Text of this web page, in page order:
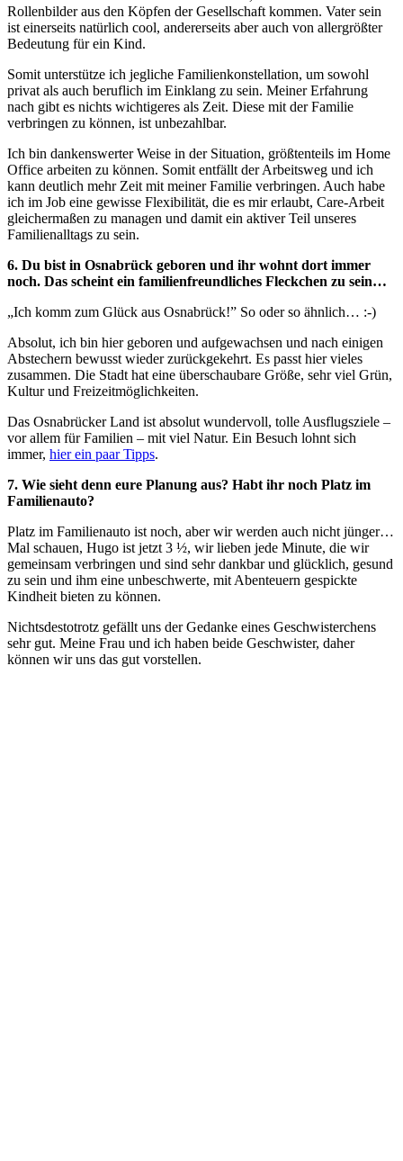
Rollenbilder aus den Köpfen der Gesellschaft kommen. Vater sein
ist einerseits natürlich cool, andererseits aber auch von allergrößter
Bedeutung für ein Kind.
Somit unterstütze ich jegliche Familienkonstellation, um sowohl
privat als auch beruflich im Einklang zu sein. Meiner Erfahrung
nach gibt es nichts wichtigeres als Zeit. Diese mit der Familie
verbringen zu können, ist unbezahlbar.
Ich bin dankenswerter Weise in der Situation, größtenteils im Home
Office arbeiten zu können. Somit entfällt der Arbeitsweg und ich
kann deutlich mehr Zeit mit meiner Familie verbringen. Auch habe
ich im Job eine gewisse Flexibilität, die es mir erlaubt, Care-Arbeit
gleichermaßen zu managen und damit ein aktiver Teil unseres
Familienalltags zu sein.
6. Du bist in Osnabrück geboren und ihr wohnt dort immer
noch. Das scheint ein familienfreundliches Fleckchen zu sein…
„Ich komm zum Glück aus Osnabrück!” So oder so ähnlich… :-)
Absolut, ich bin hier geboren und aufgewachsen und nach einigen
Abstechern bewusst wieder zurückgekehrt. Es passt hier vieles
zusammen. Die Stadt hat eine überschaubare Größe, sehr viel Grün,
Kultur und Freizeitmöglichkeiten.
Das Osnabrücker Land ist absolut wundervoll, tolle Ausflugsziele –
vor allem für Familien – mit viel Natur. Ein Besuch lohnt sich
immer, hier ein paar Tipps.
7. Wie sieht denn eure Planung aus? Habt ihr noch Platz im
Familienauto?
Platz im Familienauto ist noch, aber wir werden auch nicht jünger…
Mal schauen, Hugo ist jetzt 3 ½, wir lieben jede Minute, die wir
gemeinsam verbringen und sind sehr dankbar und glücklich, gesund
zu sein und ihm eine unbeschwerte, mit Abenteuern gespickte
Kindheit bieten zu können.
Nichtsdestotrotz gefällt uns der Gedanke eines Geschwisterchens
sehr gut. Meine Frau und ich haben beide Geschwister, daher
können wir uns das gut vorstellen.